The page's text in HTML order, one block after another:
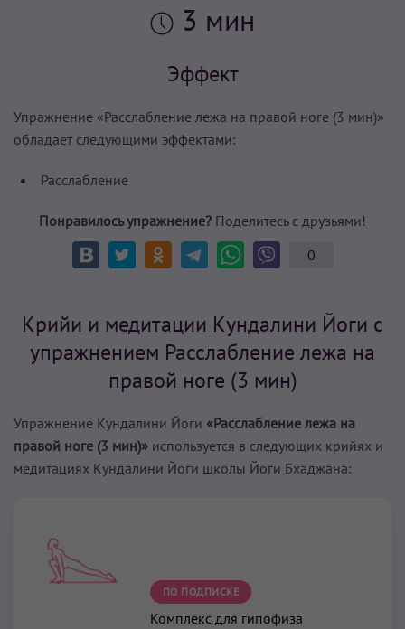
3 мин
Эффект
Упражнение «Расслабление лежа на правой ноге (3 мин)»
обладает следующими эффектами:
Расслабление
Понравилось упражнение? Поделитесь с друзьями!
0
Крийи и медитации Кундалини Йоги с
упражнением Расслабление лежа на
правой ноге (3 мин)
Упражнение Кундалини Йоги «Расслабление лежа на
правой ноге (3 мин)» используется в следующих крийях и
медитациях Кундалини Йоги школы Йоги Бхаджана:
ПО ПОДПИСКЕ
Комплекс для гипофиза